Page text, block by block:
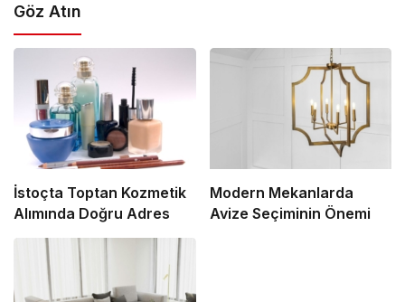
Göz Atın
İstoçta Toptan Kozmetik
Alımında Doğru Adres
Modern Mekanlarda
Avize Seçiminin Önemi